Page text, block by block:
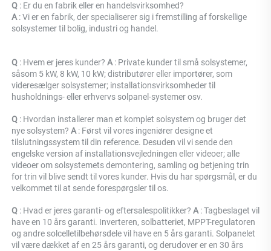
Q : Er du en fabrik eller en handelsvirksomhed?
A : Vi er en fabrik, der specialiserer sig i fremstilling af forskellige
solsystemer til bolig, industri og handel.
Q : Hvem er jeres kunder? A : Private kunder til små solsystemer,
såsom 5 kW, 8 kW, 10 kW; distributører eller importører, som
videresælger solsystemer; installationsvirksomheder til
husholdnings- eller erhvervs solpanel-systemer osv.
Q : Hvordan installerer man et komplet solsystem og bruger det
nye solsystem? A : Først vil vores ingeniører designe et
tilslutningssystem til din reference. Desuden vil vi sende den
engelske version af installationsvejledningen eller videoer; alle
videoer om solsystemets demontering, samling og betjening trin
for trin vil blive sendt til vores kunder. Hvis du har spørgsmål, er du
velkommet til at sende forespørgsler til os.
Q : Hvad er jeres garanti- og eftersalespolitikker? A : Tagbeslaget vil
have en 10 års garanti. Inverteren, solbatteriet, MPPT-regulatoren
og andre solcelletilbehørsdele vil have en 5 års garanti. Solpanelet
vil være dækket af en 25 års garanti, og derudover er en 30 års